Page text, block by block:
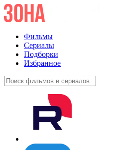
Фильмы
Сериалы
Подборки
Избранное